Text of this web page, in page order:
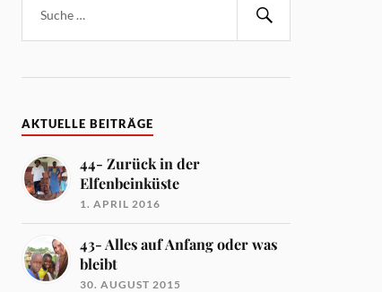
AKTUELLE BEITRÄGE
44- Zurück in der
Elfenbeinküste
1. APRIL 2016
43- Alles auf Anfang oder was
bleibt
30. AUGUST 2015